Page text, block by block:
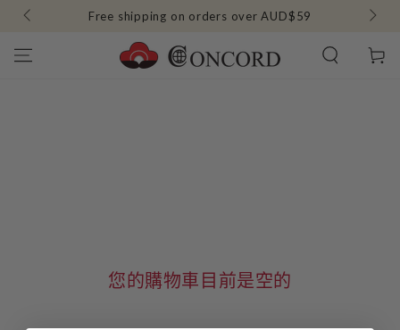
跳到內容Free shipping on orders over AUD$59
物
您的購物車目前是空的